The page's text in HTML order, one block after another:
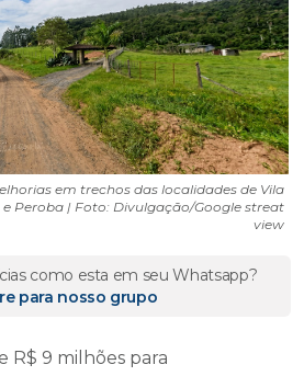
em trechos das localidades de Vila
Peroba | Foto: Divulgação/Google streat
view
como esta em seu Whatsapp?
para nosso grupo
R$ 9 milhões para